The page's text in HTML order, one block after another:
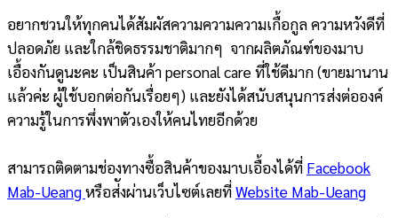
อยากชวนให้ทุกคนได้สัมผัสความความความเกื้อกูล ความหวังดีที่
ปลอดภัย และใกล้ชิดธรรมชาติมากๆ จากผลิตภัณฑ์ของมาบ
เอื้องกันดูนะคะ เป็นสินค้า personal care ที่ใช้ดีมาก (ขายมานาน
แล้วค่ะ ผู้ใช้บอกต่อกันเรื่อยๆ) และยังได้สนับสนุนการส่งต่อองค์
ความรู้ในการพึ่งพาตัวเองให้คนไทยอีกด้วย
สามารถติดตามช่องทางซื้อสินค้าของมาบเอื้องได้ที่ Facebook
Mab-Ueangหรือส่ังผ่านเว็บไซต์เลยที่Website Mab-Ueang